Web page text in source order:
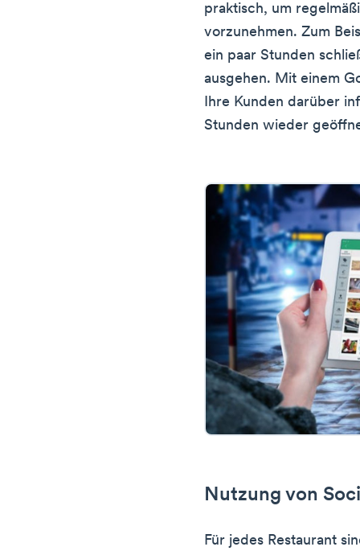
praktisch, um
vorzunehmen. Zum
ein paar Stunden
ausgehen. Mit einem
Ihre Kunden darüber
Stunden wieder
Nutzung von
Für jedes Restaurant